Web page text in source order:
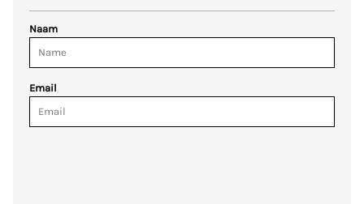
Naam
Email